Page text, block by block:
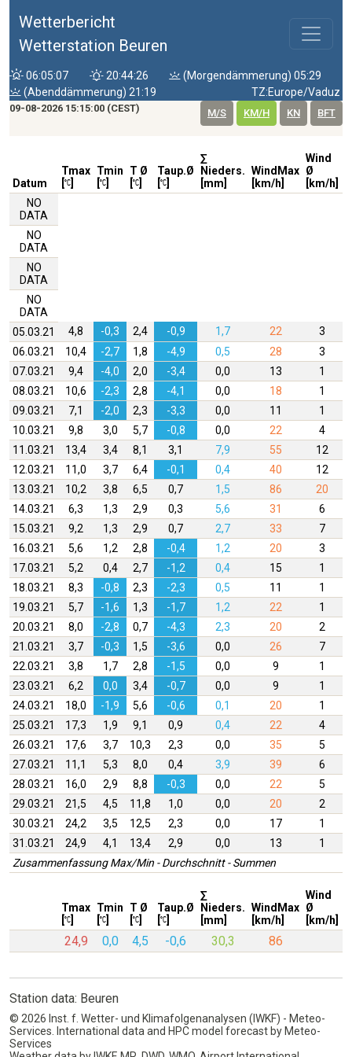
Wetterbericht
Wetterstation Beuren
06:05:07 20:44:26
(Morgendämmerung) 05:29
(Abenddämmerung) 21:19
TZ:Europe/Vaduz
09-08-2026 15:15:00 (CEST) M/S KM/H KN BFT
Datum
Tmax Tmin
T Ø
Taup.Ø
∑
Nieders.
[mm]
WindMax
[km/h]
Wind
Ø
[km/h]
NO
DATA
NO
DATA
NO
DATA
NO
DATA
05.03.21
4,8 -0,3 2,4 -0,9 1,7 22 3
06.03.21
10,4 -2,7 1,8 -4,9 0,5 28 3
07.03.21
9,4 -4,0 2,0 -3,4 0,0 13
1
08.03.21
10,6 -2,3 2,8 -4,1 0,0 18 1
09.03.21
7,1 -2,0 2,3 -3,3 0,0 11 1
10.03.21
9,8 3,0 5,7 -0,8 0,0 22 4
11.03.21
13,4 3,4 8,1 3,1 7,9 55
12
12.03.21
11,0 3,7 6,4 -0,1 0,4 40
12
13.03.21
10,2 3,8 6,5 0,7 1,5 86
20
14.03.21
6,3 1,3 2,9 0,3 5,6 31 6
15.03.21
9,2 1,3 2,9 0,7 2,7 33 7
16.03.21
5,6 1,2 2,8 -0,4 1,2 20 3
17.03.21
5,2 0,4 2,7 -1,2 0,4 15 1
18.03.21
8,3 -0,8 2,3 -2,3 0,5 11 1
19.03.21
5,7 -1,6 1,3 -1,7 1,2 22 1
20.03.21
8,0 -2,8 0,7 -4,3 2,3 20 2
21.03.21
3,7 -0,3 1,5 -3,6 0,0 26 7
22.03.21
3,8 1,7 2,8 -1,5 0,0 9 1
23.03.21
6,2 0,0 3,4 -0,7 0,0 9
1
24.03.21
18,0 -1,9 5,6 -0,6 0,1 20 1
25.03.21
17,3 1,9 9,1 0,9 0,4 22 4
26.03.21
17,6 3,7 10,3 2,3 0,0 35 5
27.03.21
11,1 5,3 8,0 0,4 3,9 39
6
28.03.21
16,0 2,9 8,8 -0,3 0,0 22
5
29.03.21
21,5 4,5 11,8 1,0 0,0 20 2
30.03.21
24,2 3,5 12,5 2,3 0,0 17 1
31.03.21
24,9 4,1 13,4 2,9 0,0 13 1
Zusammenfassung Max/Min - Durchschnitt - Summen
Tmax Tmin
T Ø
Taup.Ø
∑
Nieders.
[mm]
WindMax
[km/h]
Wind
Ø
[km/h]
24,9 0,0 4,5 -0,6 30,3 86
Station data: Beuren
© 2026 Inst. f. Wetter- und Klimafolgenanalysen (IWKF) - Meteo-
Services. International data and HPC model forecast by Meteo-
Services